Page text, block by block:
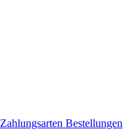
Zahlungsarten Bestellungen